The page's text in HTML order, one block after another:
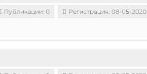
Публикации: 0 Регистрация: 08-05-2020